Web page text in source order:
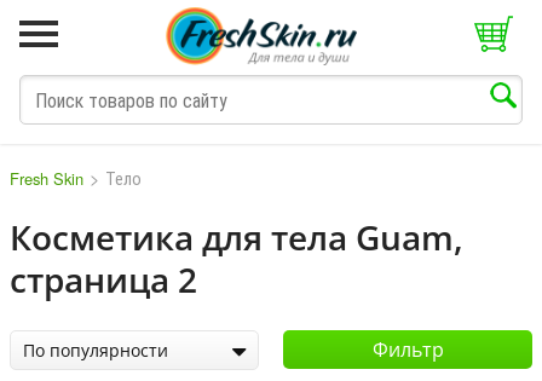
Fresh Skin > Тело
Косметика для тела Guam,
страница 2
По популярности Фильтр
M N O P Q